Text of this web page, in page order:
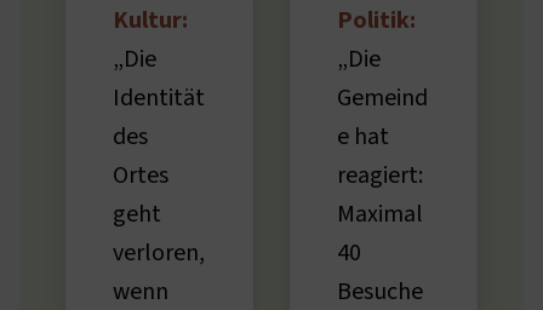
Kultur:
„Die
Identität
des
Ortes
geht
verloren,
wenn
Politik:
„Die
Gemeind
e hat
reagiert:
Maximal
40
Besuche